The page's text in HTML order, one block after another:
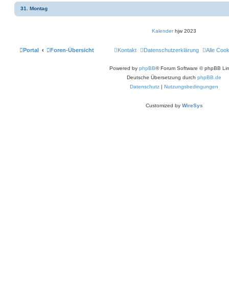
31. Montag
Kalenderhjw 2023
Portal Foren-Übersicht Alle
Datenschutzerklärung
Kontakt
Powered by phpBB® Forum Software © phpBB
Deutsche Übersetzung durch phpBB.de
Datenschutz | Nutzungsbedingungen
Customized by WireSys